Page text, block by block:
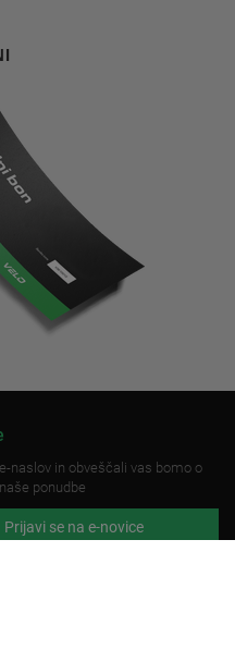
naslov in obveščali vas bomo o
ponudbe
Prijavi se na e-novice